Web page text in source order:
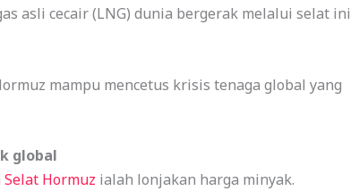
asli cecair (LNG) dunia bergerak melalui selat ini
mampu mencetus krisis tenaga global yang
global
Selat Hormuz ialah lonjakan harga minyak.